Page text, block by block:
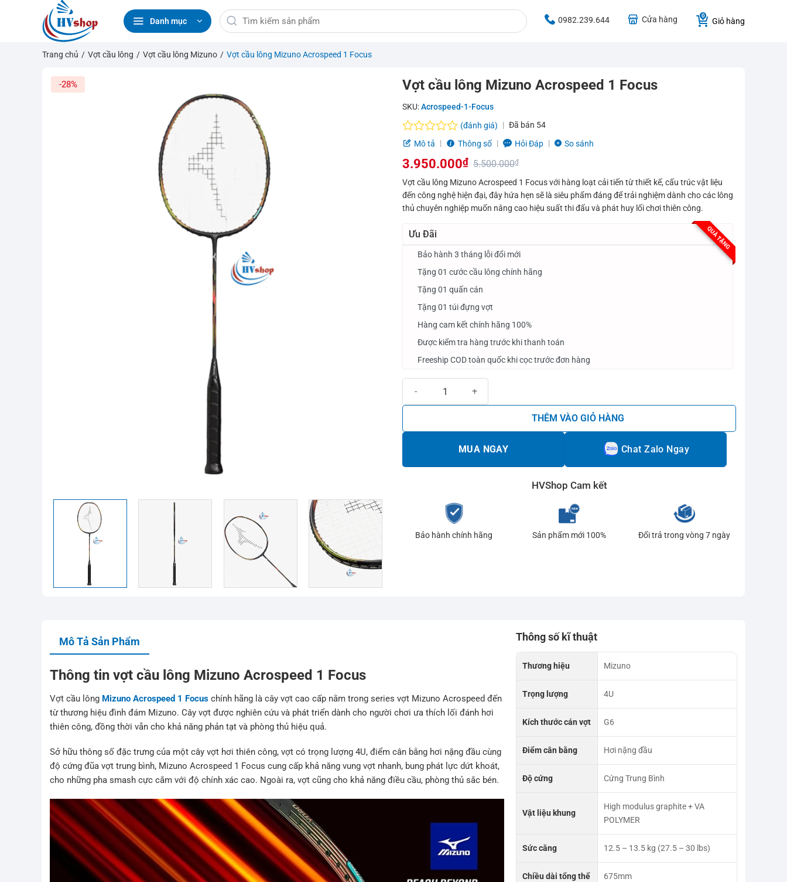
Danh mục
Tìm
kiếm:
0982.239.644 Cửa hàng Giỏ hàng
Trang chủ / Vợt cầu lông / Vợt cầu lông Mizuno / Vợt cầu lông Mizuno Acrospeed 1 Focus
-28% Vợt cầu lông Mizuno Acrospeed 1 Focus
SKU:Acrospeed-1-Focus
Được
hạng
5
sao
(đánh giá) Đã bán 54
Mô tả
Thông số Hỏi Đáp So sánh
5.500.000₫
Giá
gốc
5.500.000₫.
3.950.000₫
Giá
hiện
là:
Vợt cầu lông Mizuno Acrospeed 1 Focus với hàng loạt cải tiến từ thiết kế, cấu trúc vật liệu
đến công nghệ hiện đại, đây hứa hẹn sẽ là siêu phẩm đáng để trải nghiệm dành cho các lông
thủ chuyên nghiệp muốn nâng cao hiệu suất thi đấu và phát huy lối chơi thiên công.
QUÀ TẶNG
Ưu Đãi
Bảo hành 3 tháng lỗi đổi mới
Tặng 01 cước cầu lông chính hãng
Tặng 01 quấn cán
Tặng 01 túi đựng vợt
Hàng cam kết chính hãng 100%
Được kiểm tra hàng trước khi thanh toán
Freeship COD toàn quốc khi cọc trước đơn hàng
THÊM VÀO GIỎ HÀNG
MUA NGAY Chat Zalo Ngay
HVShop Cam kết
Bảo hành chính hãng Sản phẩm mới 100% Đổi trả trong vòng 7 ngày
Mô Tả Sản Phẩm
Thông tin vợt cầu lông Mizuno Acrospeed 1 Focus
Vợt cầu lông Mizuno Acrospeed 1 Focus chính hãng là cây vợt cao cấp nằm trong series vợt Mizuno Acrospeed đến
từ thương hiệu đình đám Mizuno. Cây vợt được nghiên cứu và phát triển dành cho người chơi ưa thích lối đánh hơi
thiên công, đồng thời vẫn cho khả năng phản tạt và phòng thủ hiệu quả.
Sở hữu thông số đặc trưng của một cây vợt hơi thiên công, vợt có trọng lượng 4U, điểm cân bằng hơi nặng đầu cùng
độ cứng đũa vợt trung bình, Mizuno Acrospeed 1 Focus cung cấp khả năng vung vợt nhanh, bung phát lực dứt khoát,
cho những pha smash cực cắm với độ chính xác cao. Ngoài ra, vợt cũng cho khả năng điều cầu, phòng thủ sắc bén.
Thông số kĩ thuật
Thương hiệu Mizuno
Trọng lượng 4U
Kích thước cán vợt G6
Điểm cân bằng Hơi nặng đầu
Độ cứng Cứng Trung Bình
Vật liệu khung
High modulus graphite + VA
POLYMER
Sức căng 12.5 – 13.5 kg (27.5 – 30 lbs)
Chiều dài tổng thể 675mm